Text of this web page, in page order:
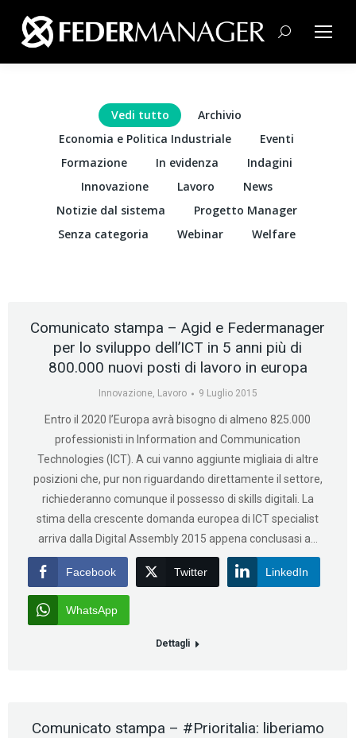
Cerca:
Vedi tutto
Archivio
Economia e Politica Industriale
Eventi
Formazione
In evidenza
Indagini
Innovazione
Lavoro
News
Notizie dal sistema
Progetto Manager
Senza categoria
Webinar Welfare
Comunicato stampa – Agid e Federmanager
per lo sviluppo dell’ICT in 5 anni più di
800.000 nuovi posti di lavoro in europa
Innovazione, Lavoro 9 Luglio 2015
Entro il 2020 l’Europa avrà bisogno di almeno 825.000
professionisti in Information and Communication
Technologies (ICT). A cui vanno aggiunte migliaia di altre
posizioni che, pur non riguardando direttamente il settore,
richiederanno comunque il possesso di skills digitali. La
stima della crescente domanda europea di ICT specialist
arriva dalla Digital Assembly 2015 appena conclusasi a…
Facebook Twitter LinkedIn
WhatsApp
Dettagli
Comunicato stampa – #Prioritalia: liberiamo